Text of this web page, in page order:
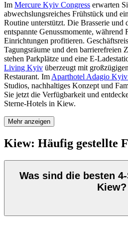
Im Mercure Kyiv Congress erwarten
abwechslungsreiches Frühstück und
Routine unterstützt. Die Brasserie und
entspannte Genussmomente,
Einrichtungen profitieren.
Tagungsräume und den barrierefreien
stehen Parkplätze und eine E-
Living Kyiv überzeugt mit
Restaurant. Im Aparthotel Adagio Kyiv
Studios, nachhaltiges Konzept und
Sie jetzt die Verfügbarkeit und
Sterne-Hotels in Kiew.
Mehr anzeigen
Kiew: Häufig gestellte
Was sind die besten
Kiew?